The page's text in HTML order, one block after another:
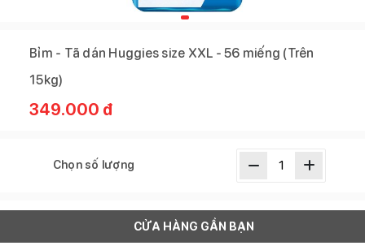
Bỉm - Tã dán Huggies size XXL - 56 miếng (Trên
15kg)
349.000 đ
Chọn số lượng
CỬA HÀNG GẦN BẠN